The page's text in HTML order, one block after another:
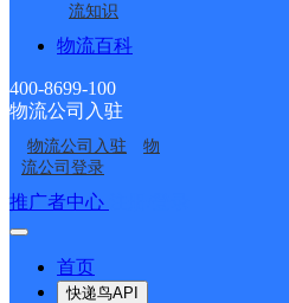
流知识
物流百科
400-8699-100
物流公司入驻
物流公司入驻
物
流公司登录
推广者中心
首页
快递鸟API
军医院分部
山东泰安岱岳区公司泰
山学院寄存点分部
山东泰安泰山区公司祝
阳寄存点
山东泰安岱岳区公司青
春创业开发区分部
山东泰安泰山区公司化
马湾乡便民寄存点分部
山东泰安泰山区公司范
接口API
API接口 DEMO下载